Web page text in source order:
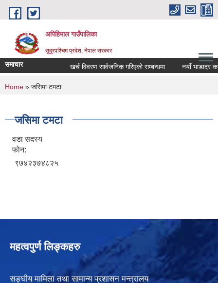
Skip to main content
अपिहिमाल गाउँपालिका
सुदुरपश्चिम प्रदेश, नेपाल सरकार
समाचार खर्च विवरण सार्वजनिक गरिएको सम्बन्धमा नयाँ भाडादर
You are here
Home » जसिमा टमटा
जसिमा टमटा
वडा सदस्य
फोन:
९७४२३७४८२५
महत्वपुर्ण लिङ्कहरु
सङ्घीय मामिला तथा सामान्य प्रशासन मन्त्रालय